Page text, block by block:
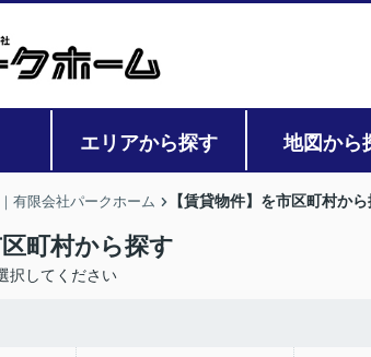
エリアから探す 地図から
有限会社パークホーム 【賃貸物件】を市区町村か
町村から探す
択してください